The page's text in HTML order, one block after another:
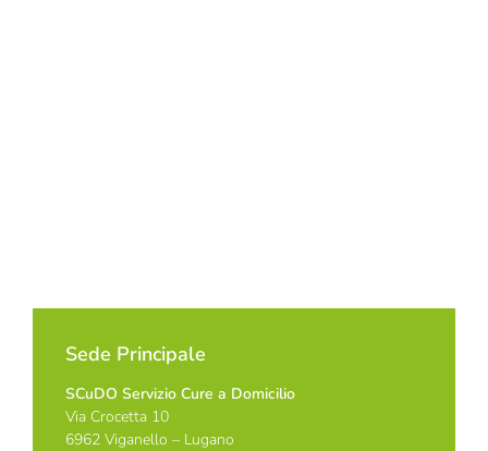
Sede Principale
SCuDO Servizio Cure a Domicilio
Via Crocetta 10
6962 Viganello – Lugano